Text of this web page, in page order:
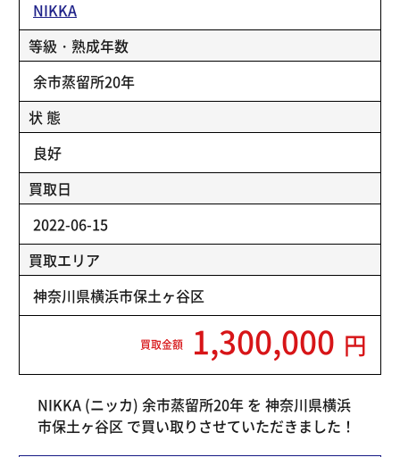
NIKKA
等級・熟成年数
余市蒸留所20年
状 態
良好
買取日
2022-06-15
買取エリア
神奈川県横浜市保土ヶ谷区
買取金額 1,300,000 円
NIKKA (ニッカ) 余市蒸留所20年 を 神奈川県横浜
市保土ヶ谷区 で買い取りさせていただきました！